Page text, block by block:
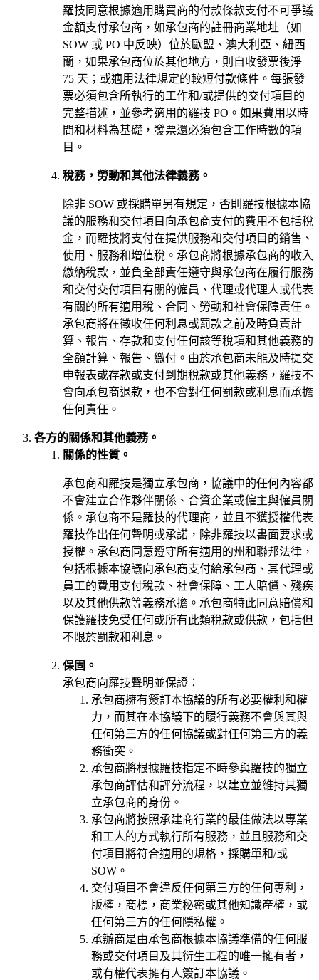
羅技同意根據適用購買商的付款條款支付不可爭議
金額支付承包商，如承包商的註冊商業地址（如
SOW 或 PO 中反映）位於歐盟、澳大利亞、紐西
蘭，如果承包商位於其他地方，則自收發票後淨
75 天；或適用法律規定的較短付款條件。每張發
票必須包含所執行的工作和/或提供的交付項目的
完整描述，並參考適用的羅技 PO。如果費用以時
間和材料為基礎，發票還必須包含工作時數的項
目。
稅務，勞動和其他法律義務。
除非 SOW 或採購單另有規定，否則羅技根據本協
議的服務和交付項目向承包商支付的費用不包括稅
金，而羅技將支付在提供服務和交付項目的銷售、
使用、服務和增值稅。承包商將根據承包商的收入
繳納稅款，並負全部責任遵守與承包商在履行服務
和交付交付項目有關的僱員、代理或代理人或代表
有關的所有適用稅、合同、勞動和社會保障責任。
承包商將在徵收任何利息或罰款之前及時負責計
算、報告、存款和支付任何該等稅項和其他義務的
全額計算、報告、繳付。由於承包商未能及時提交
申報表或存款或支付到期稅款或其他義務，羅技不
會向承包商退款，也不會對任何罰款或利息而承擔
任何責任。
各方的關係和其他義務。
關係的性質。
承包商和羅技是獨立承包商，協議中的任何內容都
不會建立合作夥伴關係、合資企業或僱主與僱員關
係。承包商不是羅技的代理商，並且不獲授權代表
羅技作出任何聲明或承諾，除非羅技以書面要求或
授權。承包商同意遵守所有適用的州和聯邦法律，
包括根據本協議向承包商支付給承包商、其代理或
員工的費用支付稅款、社會保障、工人賠償、殘疾
以及其他供款等義務承擔。承包商特此同意賠償和
保護羅技免受任何或所有此類稅款或供款，包括但
不限於罰款和利息。
保固。
承包商向羅技聲明並保證：
承包商擁有簽訂本協議的所有必要權利和權
力，而其在本協議下的履行義務不會與其與
任何第三方的任何協議或對任何第三方的義
務衝突。
承包商將根據羅技指定不時參與羅技的獨立
承包商評估和評分流程，以建立並維持其獨
立承包商的身份。
承包商將按照承建商行業的最佳做法以專業
和工人的方式執行所有服務，並且服務和交
付項目將符合適用的規格，採購單和/或
SOW。
交付項目不會違反任何第三方的任何專利，
版權，商標，商業秘密或其他知識產權，或
任何第三方的任何隱私權。
承辦商是由承包商根據本協議準備的任何服
務或交付項目及其衍生工程的唯一擁有者，
或有權代表擁有人簽訂本協議。